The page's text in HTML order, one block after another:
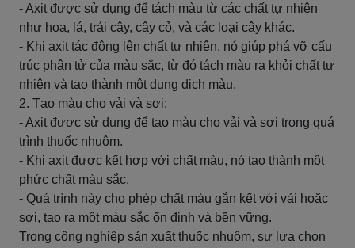
- Axit được sử dụng để tách màu từ các chất tự nhiên
như hoa, lá, trái cây, cây cỏ, và các loại cây khác.
- Khi axit tác động lên chất tự nhiên, nó giúp phá vỡ cấu
trúc phân tử của màu sắc, từ đó tách màu ra khỏi chất tự
nhiên và tạo thành một dung dịch màu.
2. Tạo màu cho vải và sợi:
- Axit được sử dụng để tạo màu cho vải và sợi trong quá
trình thuốc nhuộm.
- Khi axit được kết hợp với chất màu, nó tạo thành một
phức chất màu sắc.
- Quá trình này cho phép chất màu gắn kết với vải hoặc
sợi, tạo ra một màu sắc ổn định và bền vững.
Trong công nghiệp sản xuất thuốc nhuộm, sự lựa chọn